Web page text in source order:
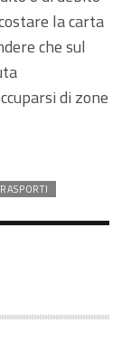
la carta
che sul
di zone